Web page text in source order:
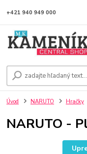
+421 940 949 000
Úvod NARUTO Hračky
NARUTO -